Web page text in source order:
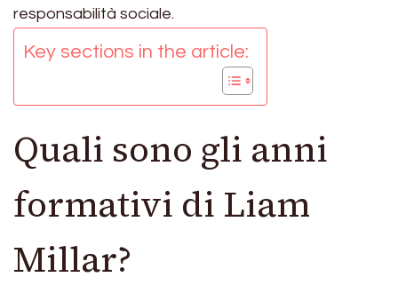
responsabilità sociale.
Key sections in the article:
Quali sono gli anni
formativi di Liam
Millar?